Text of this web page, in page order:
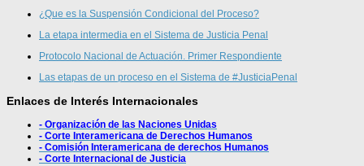
¿Que es la Suspensión Condicional del Proceso?
La etapa intermedia en el Sistema de Justicia Penal
Protocolo Nacional de Actuación. Primer Respondiente
Las etapas de un proceso en el Sistema de #JusticiaPenal
Enlaces de Interés Internacionales
- Organización de las Naciones Unidas
- Corte Interamericana de Derechos Humanos
- Comisión Interamericana de derechos Humanos
- Corte Internacional de Justicia